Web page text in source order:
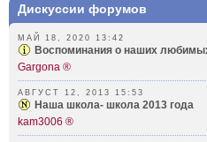
Дискуссии форумов
МАЙ 18, 2020 13:42
Воспоминания о наших
Gargona ®
АВГУСТ 12, 2013 15:53
Наша школа- школа 2013 года
kam3006 ®